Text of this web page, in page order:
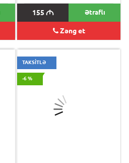
155 M Ətraflı
Zəng et
TAKSİTLƏ
-6 %